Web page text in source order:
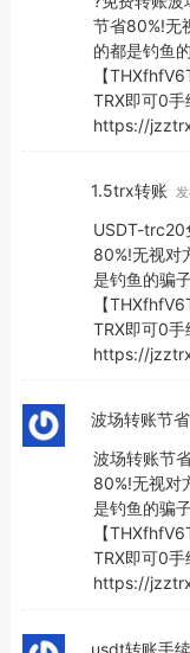
节省80%!无
的都是钓鱼
【
TRX即可0
https://
1.5trx转账
USDT-trc20
80%!无视对
是钓鱼的骗
【
TRX即可0
https://
波场转账节
波场转账节
80%!无视对
是钓鱼的骗
【
TRX即可0
https://
usdt转账手